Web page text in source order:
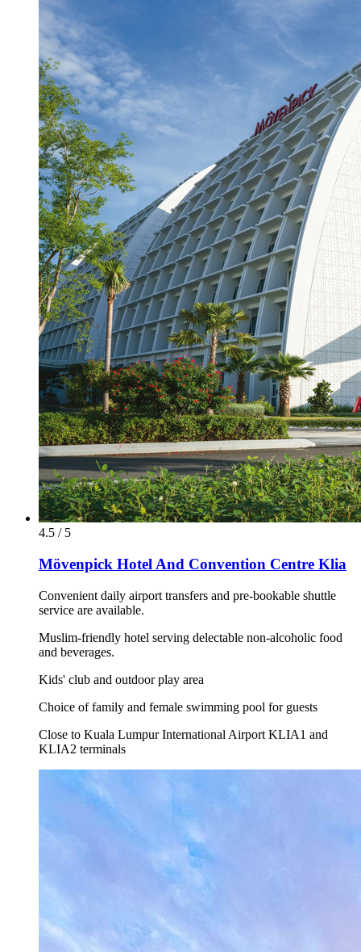
4.5 / 5
Mövenpick Hotel And Convention Centre Klia
Convenient daily airport transfers and pre-bookable shuttle
service are available.
Muslim-friendly hotel serving delectable non-alcoholic food
and beverages.
Kids' club and outdoor play area
Choice of family and female swimming pool for guests
Close to Kuala Lumpur International Airport KLIA1 and
KLIA2 terminals